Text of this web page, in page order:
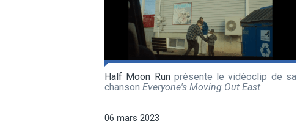
Half Moon Runprésente le vidéoclip de sa
chanson Everyone's Moving Out East
06 mars 2023